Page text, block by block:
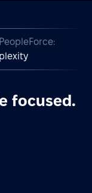
focused.